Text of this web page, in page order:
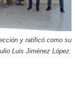
y ratificó como su
Luis Jiménez López.